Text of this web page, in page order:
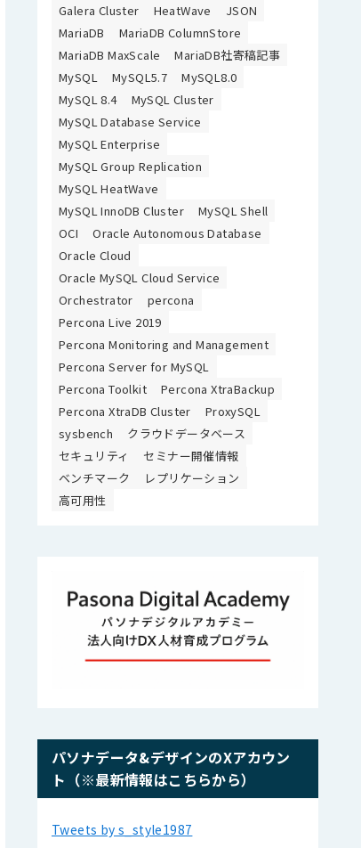
Galera Cluster
HeatWave
JSON
MariaDB
MariaDB ColumnStore
MariaDB MaxScale
MariaDB社寄稿記事
MySQL
MySQL5.7
MySQL8.0
MySQL 8.4
MySQL Cluster
MySQL Database Service
MySQL Enterprise
MySQL Group Replication
MySQL HeatWave
MySQL InnoDB Cluster
MySQL Shell
OCI
Oracle Autonomous Database
Oracle Cloud
Oracle MySQL Cloud Service
Orchestrator
percona
Percona Live 2019
Percona Monitoring and Management
Percona Server for MySQL
Percona Toolkit
Percona XtraBackup
Percona XtraDB Cluster
ProxySQL
sysbench
クラウドデータベース
セキュリティ
セミナー開催情報
ベンチマーク
レプリケーション
高可用性
パソナデータ&デザインのXアカウン
ト（※最新情報はこちらから）
Tweets by s_style1987